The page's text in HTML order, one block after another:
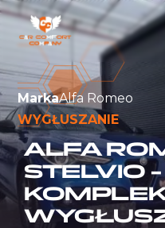
MarkaAlfa Romeo
WYGŁUSZANIE
ALFA
STELVIO –